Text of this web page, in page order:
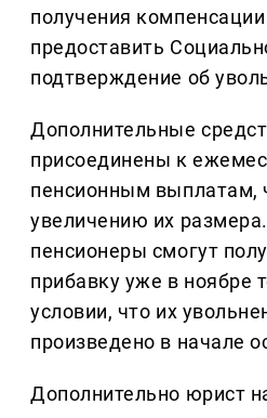
получения
предоставить
подтверждение об
Дополнительные
присоединены к
пенсионным выплатам,
увеличению их
пенсионеры смогут
прибавку уже в ноябре
условии, что их
произведено в начале
Дополнительно юрист